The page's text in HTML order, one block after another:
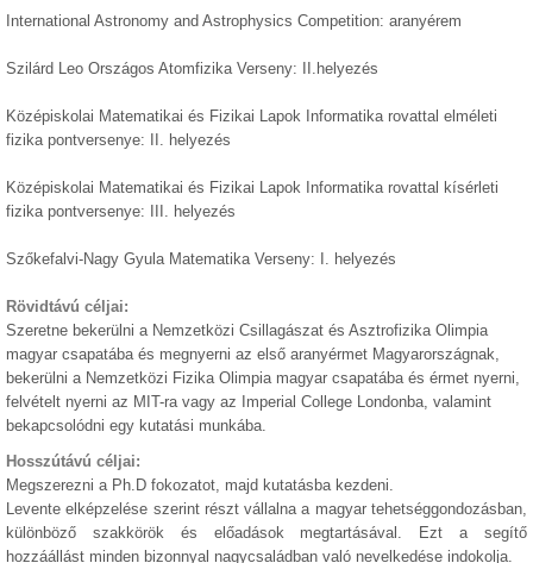
International Astronomy and Astrophysics Competition: aranyérem
Szilárd Leo Országos Atomfizika Verseny: II.helyezés
Középiskolai Matematikai és Fizikai Lapok Informatika rovattal elméleti
fizika pontversenye: II. helyezés
Középiskolai Matematikai és Fizikai Lapok Informatika rovattal kísérleti
fizika pontversenye: III. helyezés
Szőkefalvi-Nagy Gyula Matematika Verseny: I. helyezés
Rövidtávú céljai:
Szeretne bekerülni a Nemzetközi Csillagászat és Asztrofizika Olimpia
magyar csapatába és megnyerni az első aranyérmet Magyarországnak,
bekerülni a Nemzetközi Fizika Olimpia magyar csapatába és érmet nyerni,
felvételt nyerni az MIT-ra vagy az Imperial College Londonba, valamint
bekapcsolódni egy kutatási munkába.
Hosszútávú céljai:
Megszerezni a Ph.D fokozatot, majd kutatásba kezdeni.
Levente elképzelése szerint részt vállalna a magyar tehetséggondozásban,
különböző szakkörök és előadások megtartásával. Ezt a segítő
hozzáállást minden bizonnyal nagycsaládban való nevelkedése indokolja.